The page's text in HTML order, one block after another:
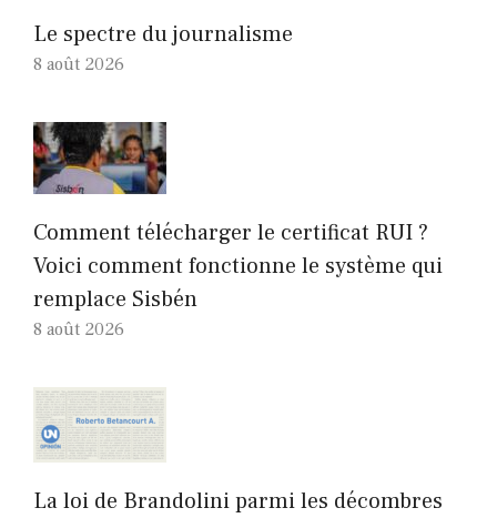
Le spectre du journalisme
8 août 2026
Comment télécharger le certificat RUI ?
Voici comment fonctionne le système qui
remplace Sisbén
8 août 2026
La loi de Brandolini parmi les décombres